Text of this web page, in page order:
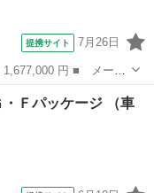
提携サイト 7月26日
ード名： ｅ：ＨＥ
Ｐセンサー アダクテ
Ｆパッケージ （車